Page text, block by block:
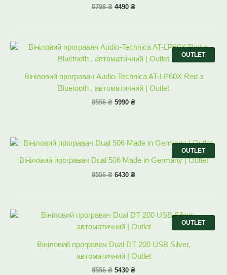
5798₴ 4490 ₴
Вініловий програвач Audio-Technica AT-LP60X Red з
Bluetooth , автоматичний | Outlet
8556₴
Оригінальна
8556 ₴.
5990 ₴
Поточна
ціна:
5990 ₴.
OUTLET
Вініловий програвач Dual 506 Made in Germany | Outlet
8556₴
Оригінальна
8556 ₴.
6430 ₴
Поточна
6430 ₴.
OUTLET
Вініловий програвач Dual DT 200 USB Silver,
автоматичний | Outlet
8556₴
Оригінальна
ціна:
8556 ₴.
5430 ₴
Поточна
ціна:
5430 ₴.
OUTLET